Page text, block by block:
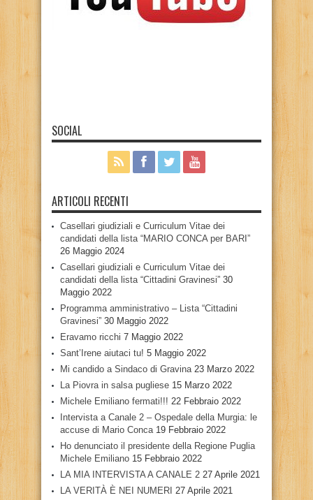
SOCIAL
ARTICOLI RECENTI
Casellari giudiziali e Curriculum Vitae dei
candidati della lista “MARIO CONCA per BARI”
26 Maggio 2024
Casellari giudiziali e Curriculum Vitae dei
candidati della lista “Cittadini Gravinesi” 30
Maggio 2022
Programma amministrativo – Lista “Cittadini
Gravinesi” 30 Maggio 2022
Eravamo ricchi 7 Maggio 2022
Sant’Irene aiutaci tu! 5 Maggio 2022
Mi candido a Sindaco di Gravina 23 Marzo 2022
La Piovra in salsa pugliese 15 Marzo 2022
Michele Emiliano fermati!!! 22 Febbraio 2022
Intervista a Canale 2 – Ospedale della Murgia: le
accuse di Mario Conca 19 Febbraio 2022
Ho denunciato il presidente della Regione Puglia
Michele Emiliano 15 Febbraio 2022
LA MIA INTERVISTA A CANALE 2 27 Aprile 2021
LA VERITÀ È NEI NUMERI 27 Aprile 2021